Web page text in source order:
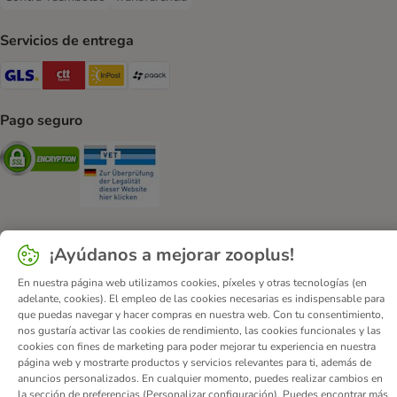
Contra-reembolso Payment MethodTransferencia Payment Method
Servicios de entrega
GLS Shipping Method
CTTExpress Shipping Method
InPost Shipping Method
Pago seguro
Security
Quiénes somos Corporate Website
Condiciones comerciales generales
DSA
Formulario de desistimiento
Contacto
Gastos de envío y plazo de entrega
Formas de pago
Programa de afiliación
Protección de datos
Declaración de accesibilidad
¡Ayúdanos a mejorar zooplus!
En nuestra página web utilizamos cookies, píxeles y otras tecnologías (en
adelante, cookies). El empleo de las cookies necesarias es indispensable para
que puedas navegar y hacer compras en nuestra web. Con tu consentimiento,
nos gustaría activar las cookies de rendimiento, las cookies funcionales y las
cookies con fines de marketing para poder mejorar tu experiencia en nuestra
página web y mostrarte productos y servicios relevantes para ti, además de
anuncios personalizados. En cualquier momento, puedes realizar cambios en